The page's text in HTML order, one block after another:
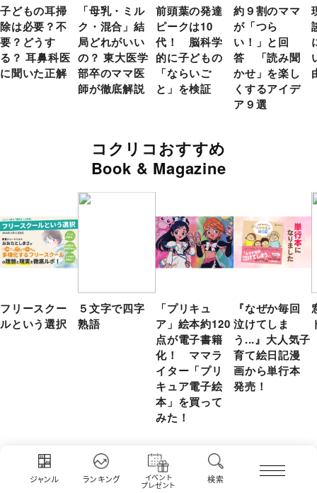
ジャンル ランキング イベント
プレゼント
検索
子どもの耳掃
除は必要？不
要？どうす
る？ 耳鼻科医
に聞いた正解
「母乳・ミル
ク・混合」結
局どれがいい
の？ 東大医学
部卒のママ医
師が徹底解説
前頭葉の発達
ピークは10
代！ 脳科学
的に子どもの
「ならいご
と」を検証
約９割のママ
が「つら
い！」と回
答 「読み聞
かせ」を楽し
くするアイデ
ア９選
コクリコおすすめ
Book & Magazine
フリースクー
ルという選択
５文字で四字
熟語
「プリキュ
ア」絵本約120
点が電子書籍
化！ ママラ
イター「プリ
キュア電子絵
本」を買って
みた！
『なぜか毎回
泣けてしま
う...』大人気子
育て絵日記漫
画から単行本
発売！
コクリコ ファミリー
人気の記事・特集